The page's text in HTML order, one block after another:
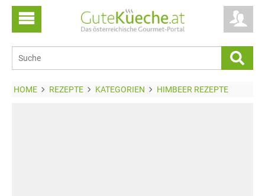
HOME REZEPTE KATEGORIEN HIMBEER REZEPTE